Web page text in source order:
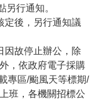
另行通知。
定後，另行通知議
因故停止辦公，除
，依政府電子採購
專區/颱風天等標期/
班，各機關招標公